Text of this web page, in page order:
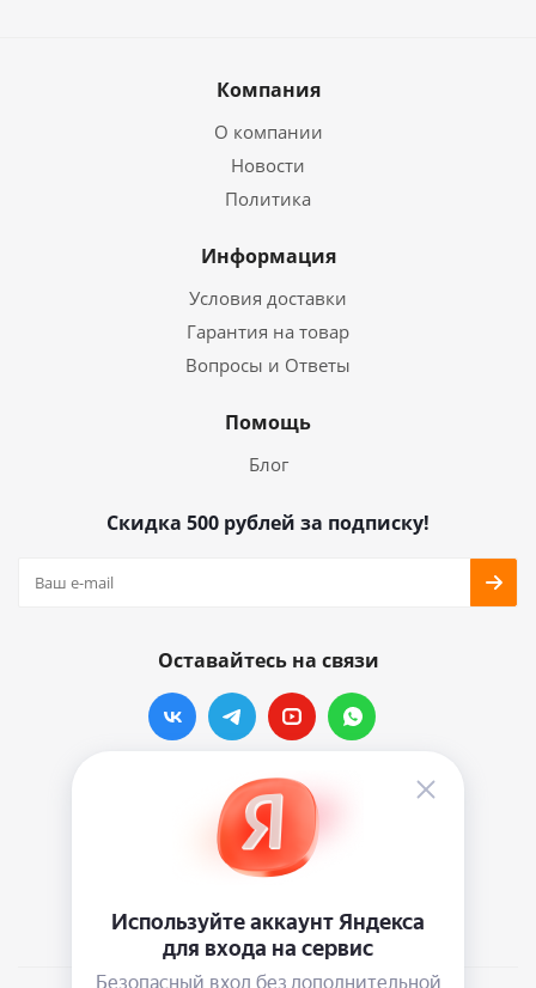
Компания
О компании
Новости
Политика
Информация
Условия доставки
Гарантия на товар
Вопросы и Ответы
Помощь
Блог
Скидка 500 рублей за подписку!
Оставайтесь на связи
Наши контакты
info@vinylmarkt.ru